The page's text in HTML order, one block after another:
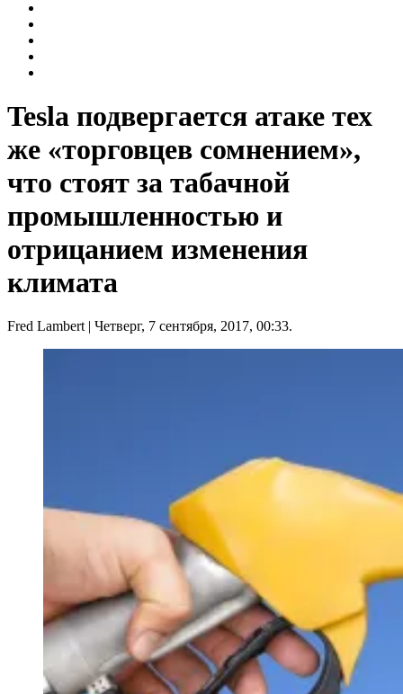
Tesla подвергается атаке тех
же «торговцев сомнением»,
что стоят за табачной
промышленностью и
отрицанием изменения
климата
Fred Lambert| Четверг, 7 сентября, 2017, 00:33.